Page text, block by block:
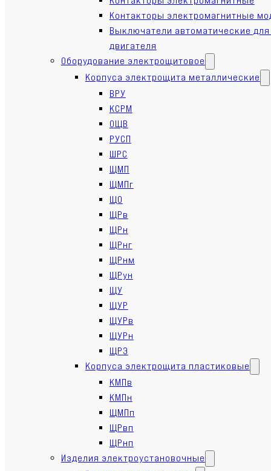
Контакторы электромагнитные
Выключатели автоматические
двигателя
Оборудование электрощитовое
Корпуса электрощита металлические
ВРУ
КСРМ
ОЩВ
РУСП
ШРС
ЩМП
ЩМПг
ЩО
ЩРв
ЩРн
ЩРнг
ЩРнм
ЩРун
ЩУ
ЩУР
ЩУРв
ЩУРн
ЩРЭ
Корпуса электрощита пластиковые
КМПв
КМПн
ЩМПп
ЩРвп
ЩРнп
Изделия электроустановочные